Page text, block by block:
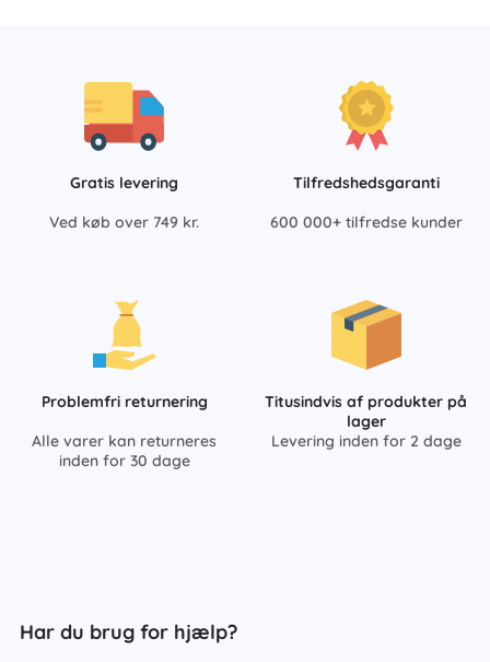
Gratis levering
Ved køb over 749 kr.
Tilfredshedsgaranti
600 000+ tilfredse kunder
Problemfri returnering
Alle varer kan returneres
inden for 30 dage
Titusindvis af produkter på
lager
Levering inden for 2 dage
Har du brug for hjælp?